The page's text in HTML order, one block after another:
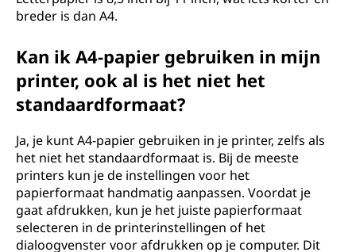
breder is dan A4.
Kan ik A4-papier gebruiken in mijn
printer, ook al is het niet het
standaardformaat?
Ja, je kunt A4-papier gebruiken in je printer, zelfs als
het niet het standaardformaat is. Bij de meeste
printers kun je de instellingen voor het
papierformaat handmatig aanpassen. Voordat je
gaat afdrukken, kun je het juiste papierformaat
selecteren in de printerinstellingen of het
dialoogvenster voor afdrukken op je computer. Dit